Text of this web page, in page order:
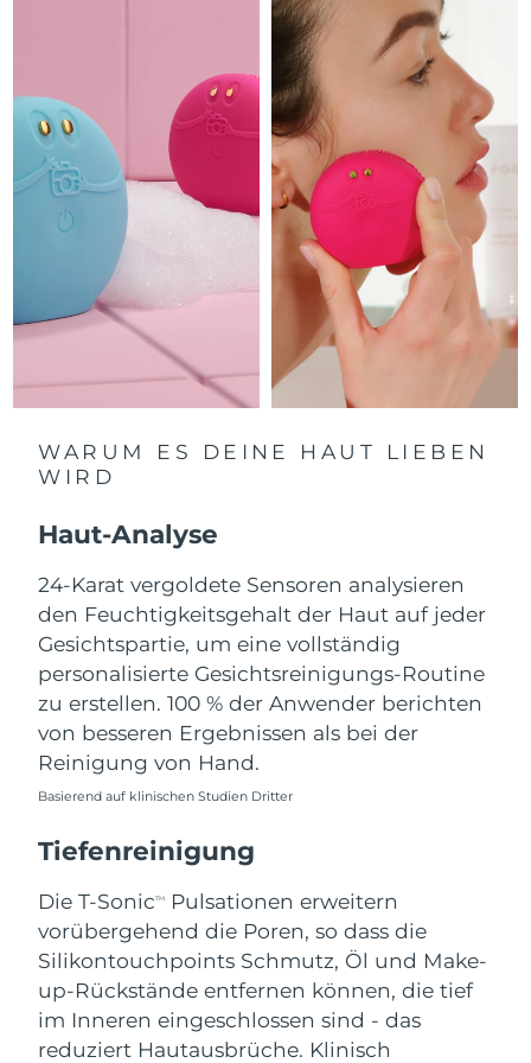
WARUM ES DEINE HAUT LIEBEN
WIRD
Haut-Analyse
24-Karat vergoldete Sensoren analysieren
den Feuchtigkeitsgehalt der Haut auf jeder
Gesichtspartie, um eine vollständig
personalisierte Gesichtsreinigungs-Routine
zu erstellen. 100 % der Anwender berichten
von besseren Ergebnissen als bei der
Reinigung von Hand.
Basierend auf klinischen Studien Dritter
Tiefenreinigung
Die T-SonicTM
Pulsationen erweitern
vorübergehend die Poren, so dass die
Silikontouchpoints Schmutz, Öl und Make-
up-Rückstände entfernen können, die tief
im Inneren eingeschlossen sind - das
reduziert Hautausbrüche. Klinisch
11/08/2026
Erwartete Lieferung
13/08/2026
Italien
Erwartete Lieferung
09/08/2026
Japan
Erwartete Lieferung
12/08/2026
Erwartete Lieferung
14/08/2026
Erwartete Lieferung
11/08/2026
Libanon
10/08/2026
Litauen
Erwartete Lieferung
Luxemburg
Erwartete Lieferung
Sonderverwaltungsregion
Macau
Malaysia
Malta
Erwartete Lieferung
Mexiko
Erwartete Lieferung
13/08/2026